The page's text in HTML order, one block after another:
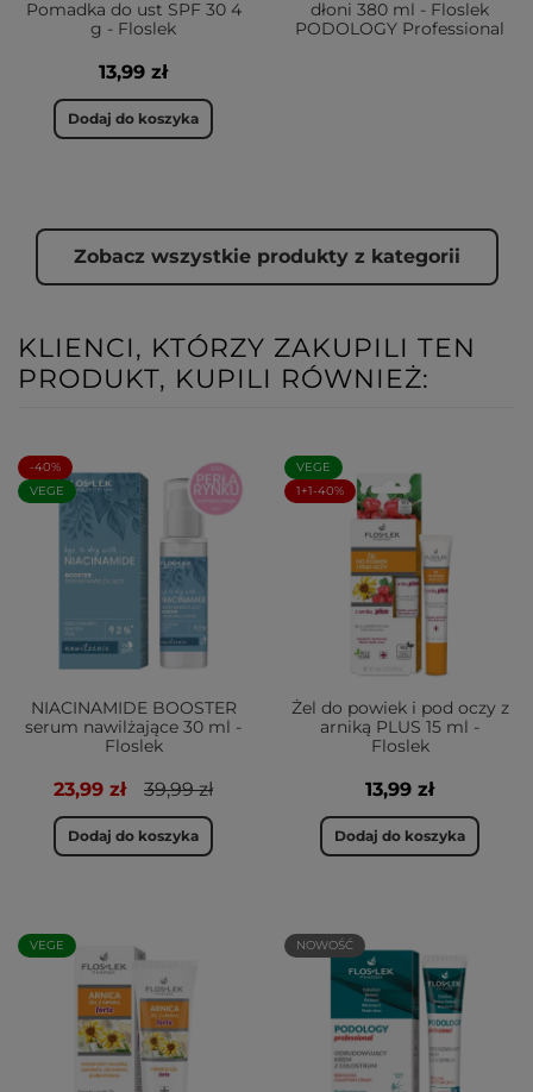
Pomadka do ust SPF 30 4
g - Floslek
13,99 zł
Dodaj do koszyka
dłoni 380 ml - Floslek
PODOLOGY Professional
Zobacz wszystkie produkty z kategorii
KLIENCI, KTÓRZY ZAKUPILI TEN
PRODUKT, KUPILI RÓWNIEŻ:
-40%
VEGE
NIACINAMIDE BOOSTER
serum nawilżające 30 ml -
Floslek
23,99 zł 39,99 zł
Dodaj do koszyka
VEGE
1+1-40%
Żel do powiek i pod oczy z
arniką PLUS 15 ml -
Floslek
13,99 zł
Dodaj do koszyka
VEGE NOWOŚĆ